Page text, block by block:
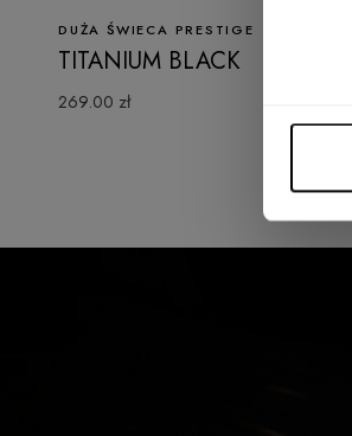
DUŻA ŚWIECA PRESTIGE
TITANIUM BLACK
269.00 zł